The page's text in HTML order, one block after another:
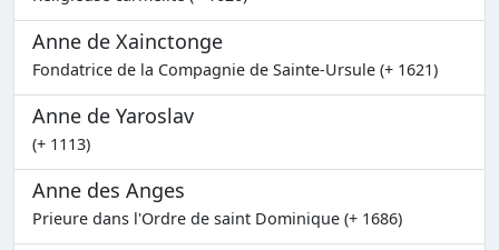
Anne de Xainctonge
Fondatrice de la Compagnie de Sainte-Ursule (+ 1621)
Anne de Yaroslav
(+ 1113)
Anne des Anges
Prieure dans l'Ordre de saint Dominique (+ 1686)